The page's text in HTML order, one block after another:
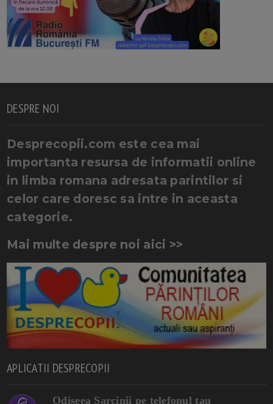
DESPRE NOI
Desprecopii.com este cea mai
importanta resursa de informatii online
in limba romana adresata parintilor si
celor care doresc sa intre in aceasta
categorie.
Mai multe despre noi aici >>
APLICATII DESPRECOPII
Odiseea Sarcinii pe telefonul tau